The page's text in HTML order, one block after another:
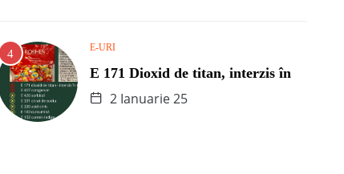
E-URI
E 171 Dioxid de titan, interzis în
2 Ianuarie 25